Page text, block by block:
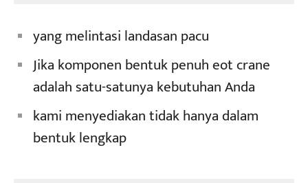
yang melintasi landasan pacu
Jika komponen bentuk penuh eot crane
adalah satu-satunya kebutuhan Anda
kami menyediakan tidak hanya dalam
bentuk lengkap